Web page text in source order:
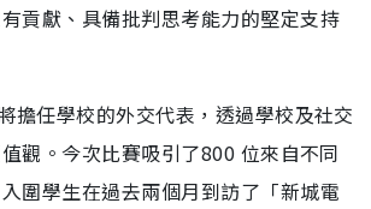
貢獻、具備批判思考能力的堅定支持
擔任學校的外交代表，透過學校及社交
觀。今次比賽吸引了800 位來自不同
圍學生在過去兩個月到訪了「新城電